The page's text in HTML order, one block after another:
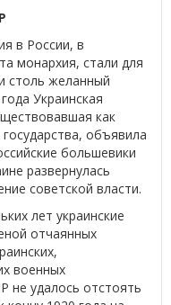
в России, в
монархия, стали для
столь желанный
Украинская
как
объявила
большевики
развернулась
советской власти.
лет украинские
отчаянных
военных
не удалось отстоять